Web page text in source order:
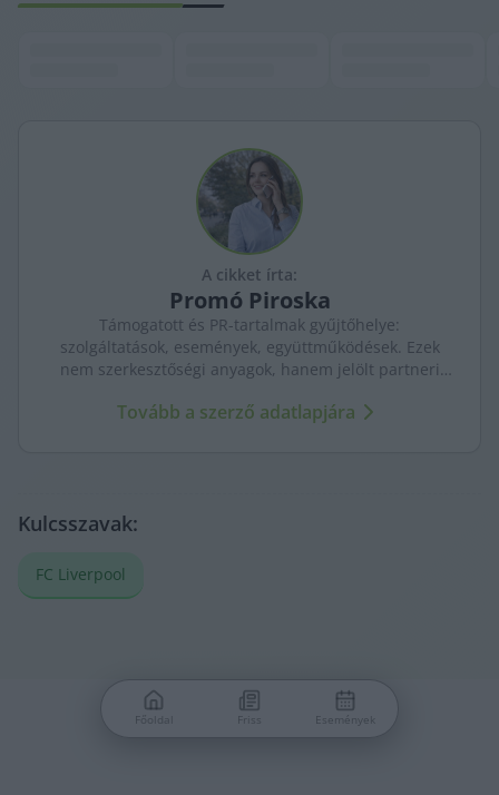
A cikket írta:
Promó Piroska
Támogatott és PR-tartalmak gyűjtőhelye:
szolgáltatások, események, együttműködések. Ezek
nem szerkesztőségi anyagok, hanem jelölt partneri
újságírásától.
Tovább a szerző adatlapjára
Kulcsszavak:
FC Liverpool
Főoldal Friss Események